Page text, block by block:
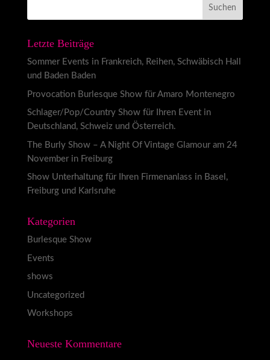
Letzte Beiträge
Sommer Events in Frankreich, Reihen, Schwäbisch Hall
und Baden Baden
Provocation Burlesque Show für Amaro Montenegro
Schlager/Pop/Country Show für Ihren Event in
Deutschland, Schweiz und Österreich.
The Burly Show – A Night Of Vintage Glamour am 24
November in Freiburg
Show Unterhaltung für Ihren Firmenanlass in Basel,
Freiburg und Karlsruhe
Kategorien
Burlesque Show
Events
shows
Uncategorized
Workshops
Neueste Kommentare